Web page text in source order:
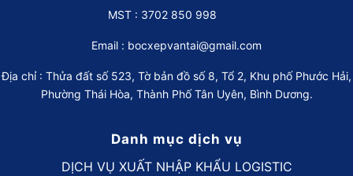
MST : 3702 850 998
Email : bocxepvantai@gmail.com
Địa chỉ : Thửa đất số 523, Tờ bản đồ số 8, Tổ 2, Khu phố Phước Hải,
Phường Thái Hòa, Thành Phố Tân Uyên, Bình Dương.
Danh mục dịch vụ
DỊCH VỤ XUẤT NHẬP KHẨU LOGISTIC